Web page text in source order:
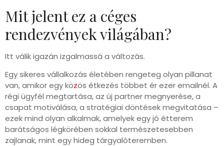
Mit jelent ez a céges
rendezvények világában?
Itt válik igazán izgalmassá a változás.
Egy sikeres vállalkozás életében rengeteg olyan pillanat
van, amikor egy közös étkezés többet ér ezer emailnél. A
régi ügyfél megtartása, az új partner megnyerése, a
csapat motiválása, a stratégiai döntések megvitatása –
ezek mind olyan alkalmak, amelyek egy jó étterem
barátságos légkörében sokkal természetesebben
zajlanak, mint egy hideg tárgyalóteremben.